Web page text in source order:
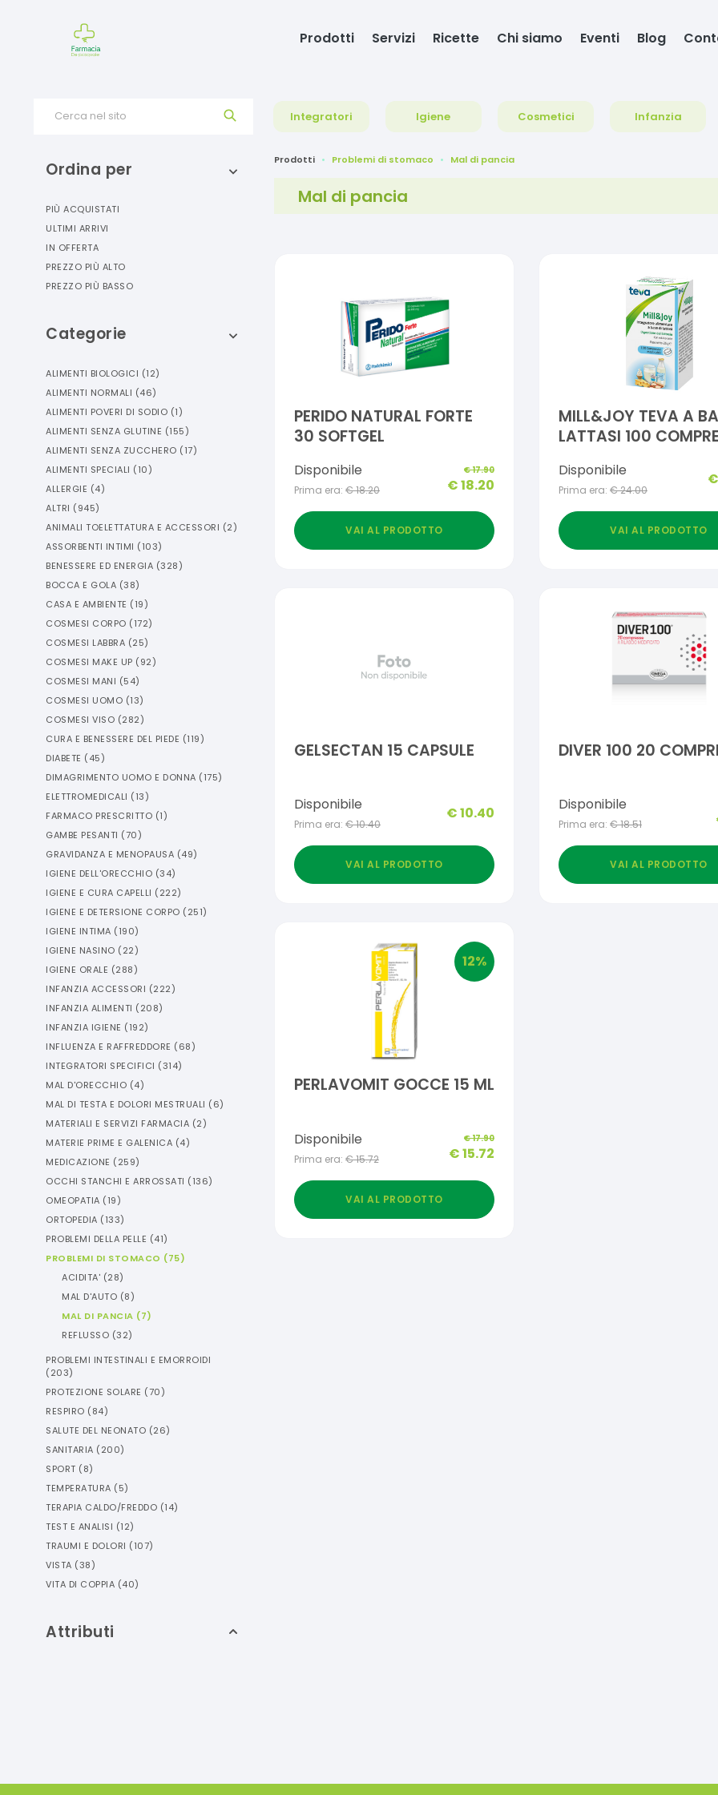
Prodotti Servizi Ricette Chi siamo Eventi Blog
Cerca nel sito Integratori Igiene Cosmetici Infanzia
Ordina per
PIÙ ACQUISTATI
ULTIMI ARRIVI
IN OFFERTA
PREZZO PIÙ ALTO
PREZZO PIÙ BASSO
Categorie
ALIMENTI BIOLOGICI (12)
ALIMENTI NORMALI (46)
ALIMENTI POVERI DI SODIO (1)
ALIMENTI SENZA GLUTINE (155)
ALIMENTI SENZA ZUCCHERO (17)
ALIMENTI SPECIALI (10)
ALLERGIE (4)
ALTRI (945)
ANIMALI TOELETTATURA E ACCESSORI (2)
ASSORBENTI INTIMI (103)
BENESSERE ED ENERGIA (328)
BOCCA E GOLA (38)
CASA E AMBIENTE (19)
COSMESI CORPO (172)
COSMESI LABBRA (25)
COSMESI MAKE UP (92)
COSMESI MANI (54)
COSMESI UOMO (13)
COSMESI VISO (282)
CURA E BENESSERE DEL PIEDE (119)
DIABETE (45)
DIMAGRIMENTO UOMO E DONNA (175)
ELETTROMEDICALI (13)
FARMACO PRESCRITTO (1)
GAMBE PESANTI (70)
GRAVIDANZA E MENOPAUSA (49)
IGIENE DELL'ORECCHIO (34)
IGIENE E CURA CAPELLI (222)
IGIENE E DETERSIONE CORPO (251)
IGIENE INTIMA (190)
IGIENE NASINO (22)
IGIENE ORALE (288)
INFANZIA ACCESSORI (222)
INFANZIA ALIMENTI (208)
INFANZIA IGIENE (192)
INFLUENZA E RAFFREDDORE (68)
INTEGRATORI SPECIFICI (314)
MAL D'ORECCHIO (4)
MAL DI TESTA E DOLORI MESTRUALI (6)
MATERIALI E SERVIZI FARMACIA (2)
MATERIE PRIME E GALENICA (4)
MEDICAZIONE (259)
OCCHI STANCHI E ARROSSATI (136)
OMEOPATIA (19)
ORTOPEDIA (133)
PROBLEMI DELLA PELLE (41)
PROBLEMI DI STOMACO (75)
ACIDITA' (28)
MAL D'AUTO (8)
MAL DI PANCIA (7)
REFLUSSO (32)
PROBLEMI INTESTINALI E EMORROIDI
(203)
PROTEZIONE SOLARE (70)
RESPIRO (84)
SALUTE DEL NEONATO (26)
SANITARIA (200)
SPORT (8)
TEMPERATURA (5)
TERAPIA CALDO/FREDDO (14)
TEST E ANALISI (12)
TRAUMI E DOLORI (107)
VISTA (38)
VITA DI COPPIA (40)
Attributi
Prodotti Problemi di stomaco Mal di pancia
Mal di pancia
PERIDO NATURAL FORTE
30 SOFTGEL
Disponibile
Prima era: €18.20
€17.90
€18.20
VAI AL PRODOTTO
MILL&JOY TEVA A
LATTASI 100
Disponibile
Prima era: €24.00
€
VAI AL PRODOTTO
GELSECTAN 15 CAPSULE
Disponibile
Prima era: €10.40
€10.40
VAI AL PRODOTTO
DIVER 100 20
Disponibile
Prima era: €18.51
VAI AL PRODOTTO
12%
PERLAVOMIT GOCCE 15 ML
Disponibile
Prima era: €15.72
€17.90
€15.72
VAI AL PRODOTTO